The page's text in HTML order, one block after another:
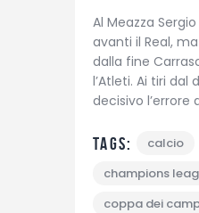
Al Meazza
avanti il Real,
dalla fine
l’Atleti. Ai tiri dal
decisivo l’errore
Tags:
calcio
champions
coppa dei